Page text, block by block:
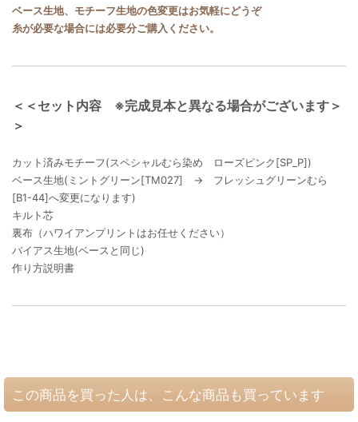
ベース生地、モチーフ生地の色変更はお気軽にどうぞ
糸が必要な場合には必要分ご購入ください。
＜＜セット内容 ※完成見本と異なる場合がございます＞
＞
カット済みモチーフ(スペシャルむら染め ローズピンク[SP_P])
ベース生地(ミントグリーン[TM027] → フレッシュグリーンむら
[B1-44]へ変更になります)
キルト芯
裏布（ハワイアンプリントはお任せください）
バイアス生地(ベースと同じ)
作り方説明書
この商品を買った人は、こんな商品も買っています